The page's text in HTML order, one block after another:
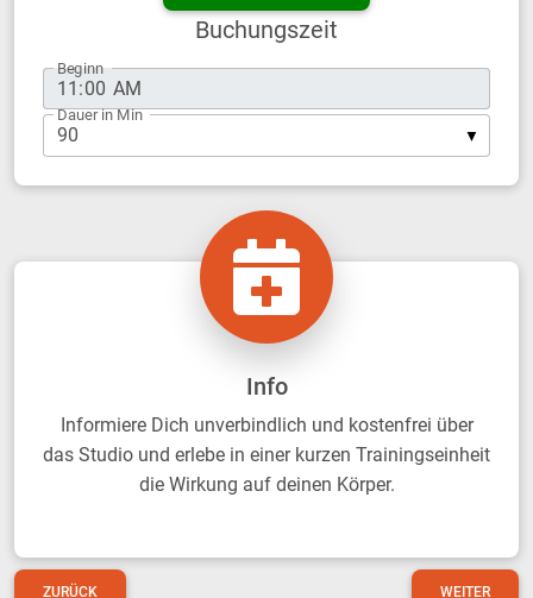
Buchungszeit
Beginn
Dauer in Min
Info
Informiere Dich unverbindlich und kostenfrei über
das Studio und erlebe in einer kurzen Trainingseinheit
die Wirkung auf deinen Körper.
ZURÜCK WEITER